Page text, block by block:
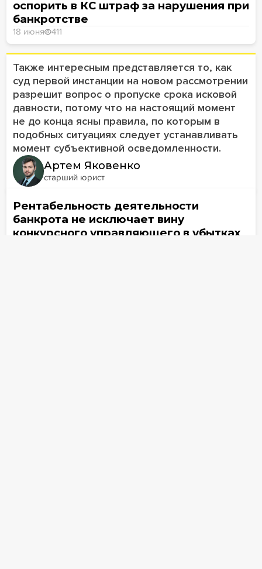
оспорить в КС штраф за нарушения при
банкротстве
18 июня 411
Также интересным представляется то, как
суд первой инстанции на новом рассмотрении
разрешит вопрос о пропуске срока исковой
давности, потому что на настоящий момент
не до конца ясны правила, по которым в
подобных ситуациях следует устанавливать
момент субъективной осведомленности.
Артем Яковенко
старший юрист
Рентабельность деятельности
банкрота не исключает вину
конкурсного управляющего в убытках